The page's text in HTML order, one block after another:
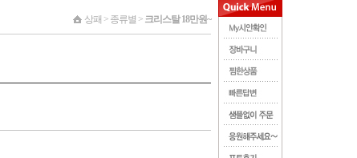
상패 > 종류별 > 크리스탈 18만원~